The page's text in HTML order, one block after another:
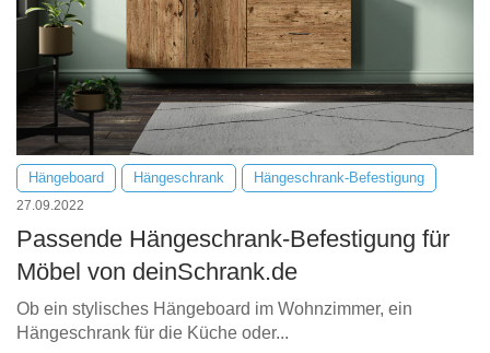
Hängeboard Hängeschrank Hängeschrank-Befestigung
27.09.2022
Passende Hängeschrank-Befestigung für
Möbel von deinSchrank.de
Ob ein stylisches Hängeboard im Wohnzimmer, ein
Hängeschrank für die Küche oder...